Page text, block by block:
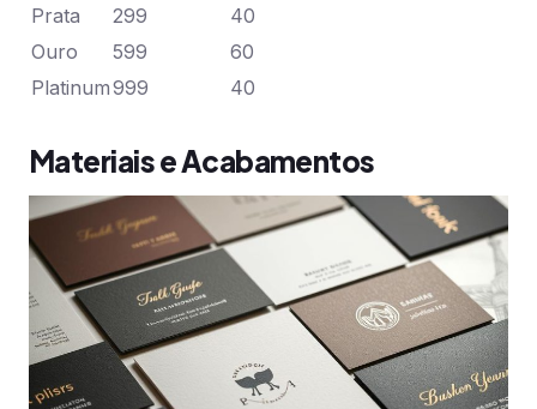
Prata
299
40
Ouro
599
60
Platinum999 40
Materiais e Acabamentos